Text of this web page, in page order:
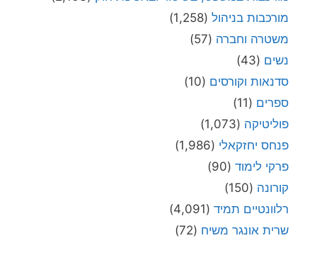
מורכבות בניהול (1,258)
משטרה וחברה (57)
נשים (43)
סדנאות וקורסים (10)
ספרים (11)
פוליטיקה (1,073)
פנחס יחזקאלי (1,986)
פרקי לימוד (90)
קורונה (150)
רלוונטיים תמיד (4,091)
שרית אונגר משיח (72)